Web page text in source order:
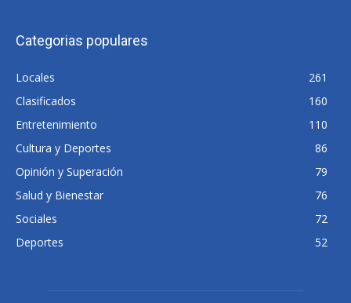
Categorias populares
Locales
261
Clasificados
160
Entretenimiento
110
Cultura y Deportes
86
Opinión y Superación
79
Salud y Bienestar
76
Sociales
72
Deportes
52